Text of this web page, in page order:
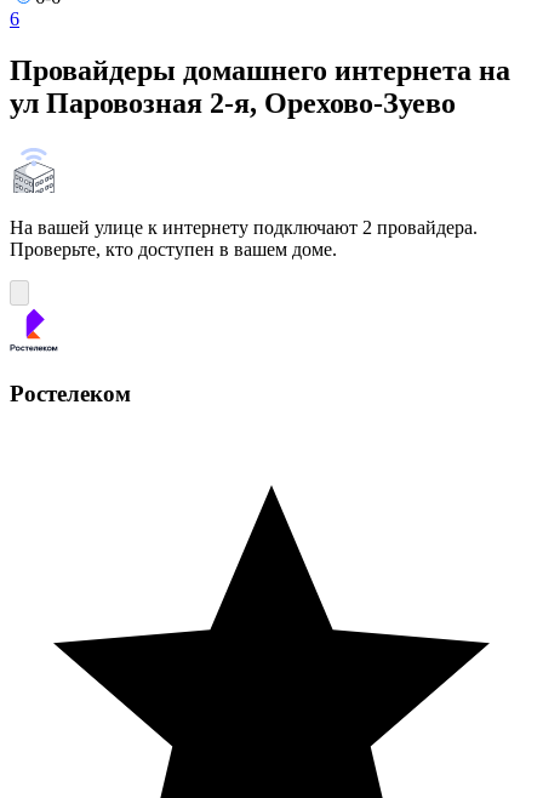
6
Провайдеры домашнего интернета на
ул Паровозная 2-я, Орехово-Зуево
На вашей улице к интернету подключают 2 провайдера.
Проверьте, кто доступен в вашем доме.
Ростелеком